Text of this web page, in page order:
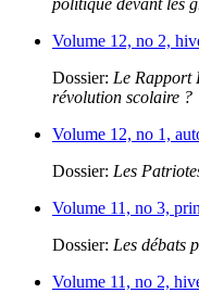
Volume 12, no 2,
Dossier: Le Rapport
révolution scolaire ?
Volume 12, no 1,
Dossier: Les
Volume 11, no 3,
Dossier: Les débats
Volume 11, no 2,